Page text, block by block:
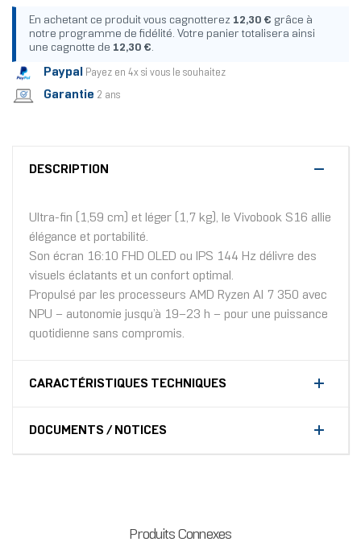
En achetant ce produit vous cagnotterez 12,30 € grâce à
notre programme de fidélité. Votre panier totalisera ainsi
une cagnotte de 12,30 €
Paypal Payez en 4x si vous le souhaitez
Garantie 2 ans
DESCRIPTION
Ultra-fin (1,59 cm) et léger (1,7 kg), le Vivobook S16 allie
élégance et portabilité.
Son écran 16:10 FHD OLED ou IPS 144 Hz délivre des
visuels éclatants et un confort optimal.
Propulsé par les processeurs AMD Ryzen AI 7 350 avec
NPU – autonomie jusqu’à 19–23 h – pour une puissance
quotidienne sans compromis.
CARACTÉRISTIQUES TECHNIQUES
DOCUMENTS / NOTICES
Produits Connexes